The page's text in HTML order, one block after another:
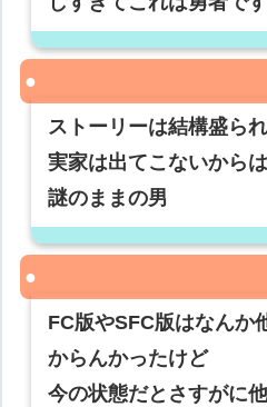
ストーリーは結構盛ら
実家は出てこないから
謎のままの男
FC版やSFC版はなんか
からんかったけど
今の状態だとさすがに